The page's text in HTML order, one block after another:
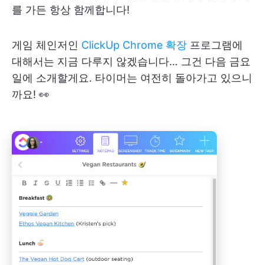
를 가든 항상 함께합니다!
게임 체인저인 ClickUp Chrome 확장 프로그램에
대해서는 지금 다루지 않겠습니다… 그건 다음 금요
일에 소개할게요. 타이머는 여전히 돌아가고 있으니
까요! 👀